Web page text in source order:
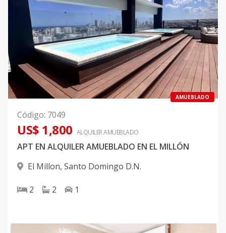
AMUEBLADO
Código: 7049
US$ 1,800 ALQUILERAMUEBLADO
APT EN ALQUILER AMUEBLADO EN EL MILLÓN
El Millon, Santo Domingo D.N.
2 2 1